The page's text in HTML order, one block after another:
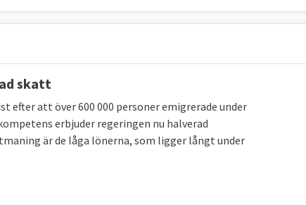
Det gjorde att länder som redan hade stora
fick problem då deras kreditbetyg sänktes med
då flera länder inte längre kunde ta nya lån för att
ekonomisk aktivitet orsakade i många fall
blivit en skuldkris som i sin tur blivit en ekonomisk
skatt
efter att över 600 000 personer emigrerade under
erbjuder regeringen nu halverad
är de låga lönerna, som ligger långt under